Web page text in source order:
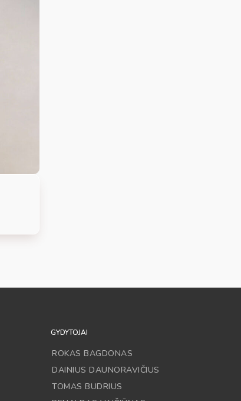
GYDYTOJAI
ROKAS BAGDONAS
DAINIUS DAUNORAVIČIUS
TOMAS BUDRIUS